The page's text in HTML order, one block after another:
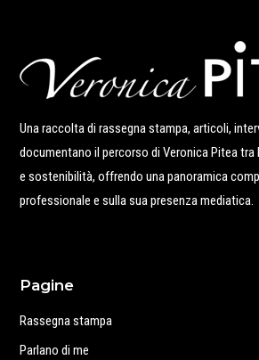
Una raccolta di rassegna stampa, articoli,
documentano il percorso di Veronica Pitea tra
e sostenibilità, offrendo una panoramica
professionale e sulla sua presenza mediatica.
Pagine
Rassegna stampa
Parlano di me